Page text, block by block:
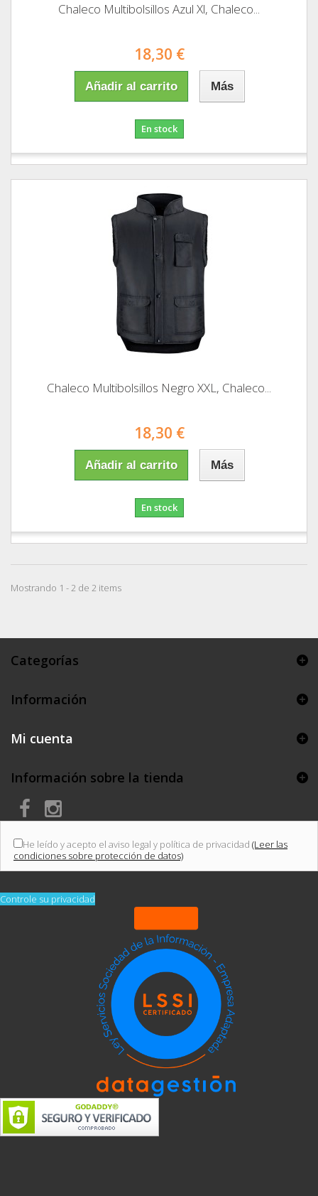
Chaleco Multibolsillos Azul Xl, Chaleco...
18,30 €
Añadir al carrito Más
En stock
Chaleco Multibolsillos Negro XXL, Chaleco...
18,30 €
Añadir al carrito Más
En stock
Mostrando 1 - 2 de 2 items
Categorías
Información
Mi cuenta
Información sobre la tienda
He leído y acepto el aviso legal y política de privacidad (Leer las
condiciones sobre protección de datos)
Controle su privacidad